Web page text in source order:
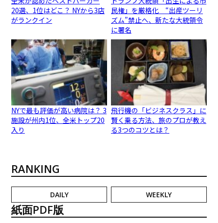
20選、1位はどこ？ NYから3店
がランクイン
民権」を厳格化 “出産ツーリ
ズム”禁止へ、新たな大統領令
に署名
NYで最も評価が高い病院は？ 3
施設が州内1位、全米トップ20
入り
飛行機の「ビジネスクラス」に
賢く乗る方法、旅のプロが教え
る3つのコツとは？
RANKING
DAILY WEEKLY
紙面PDF版